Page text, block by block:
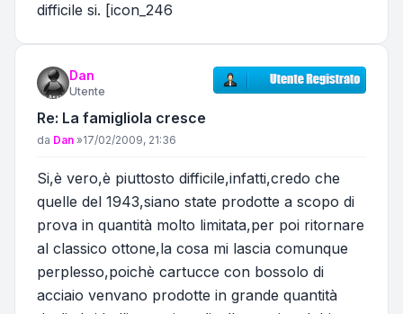
difficile si. [icon_246
Dan
Utente
Re: La famigliola cresce
Messaggio
da Dan »17/02/2009, 21:36
Si,è vero,è piuttosto difficile,infatti,credo che
quelle del 1943,siano state prodotte a scopo di
prova in quantità molto limitata,per poi ritornare
al classico ottone,la cosa mi lascia comunque
perplesso,poichè cartucce con bossolo di
acciaio venvano prodotte in grande quantità